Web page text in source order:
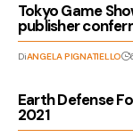
Tokyo Game
publisher
DiANGELA PIGNATIELLO
Earth Defense
2021